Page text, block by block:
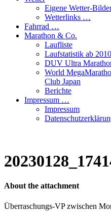
Eigene Wetter-
Wetterlinks …
Fahrrad …
Marathon & Co.
Laufliste
Laufstatistik ab 2010
DUV Ultra
World
Club Japan
Berichte
Impressum …
Impressum
About the attachment
Überraschungs-VP zwischen